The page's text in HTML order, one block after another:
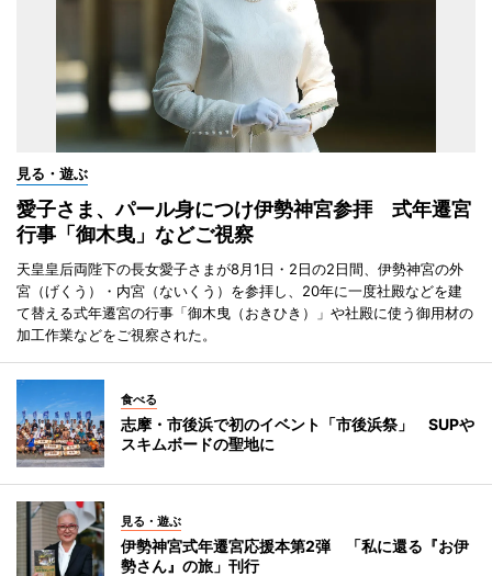
見る・遊ぶ
愛子さま、パール身につけ伊勢神宮参拝 式年遷宮
行事「御木曳」などご視察
天皇皇后両陛下の長女愛子さまが8月1日・2日の2日間、伊勢神宮の外
宮（げくう）・内宮（ないくう）を参拝し、20年に一度社殿などを建
て替える式年遷宮の行事「御木曳（おきひき）」や社殿に使う御用材の
加工作業などをご視察された。
食べる
志摩・市後浜で初のイベント「市後浜祭」 SUPや
スキムボードの聖地に
見る・遊ぶ
伊勢神宮式年遷宮応援本第2弾 「私に還る『お伊
勢さん』の旅」刊行